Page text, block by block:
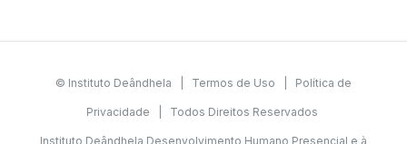
© Instituto Deândhela | Termos de Uso Política de
Privacidade | Todos Direitos Reservados
Instituto Deândhela Desenvolvimento Humano Presencial e à